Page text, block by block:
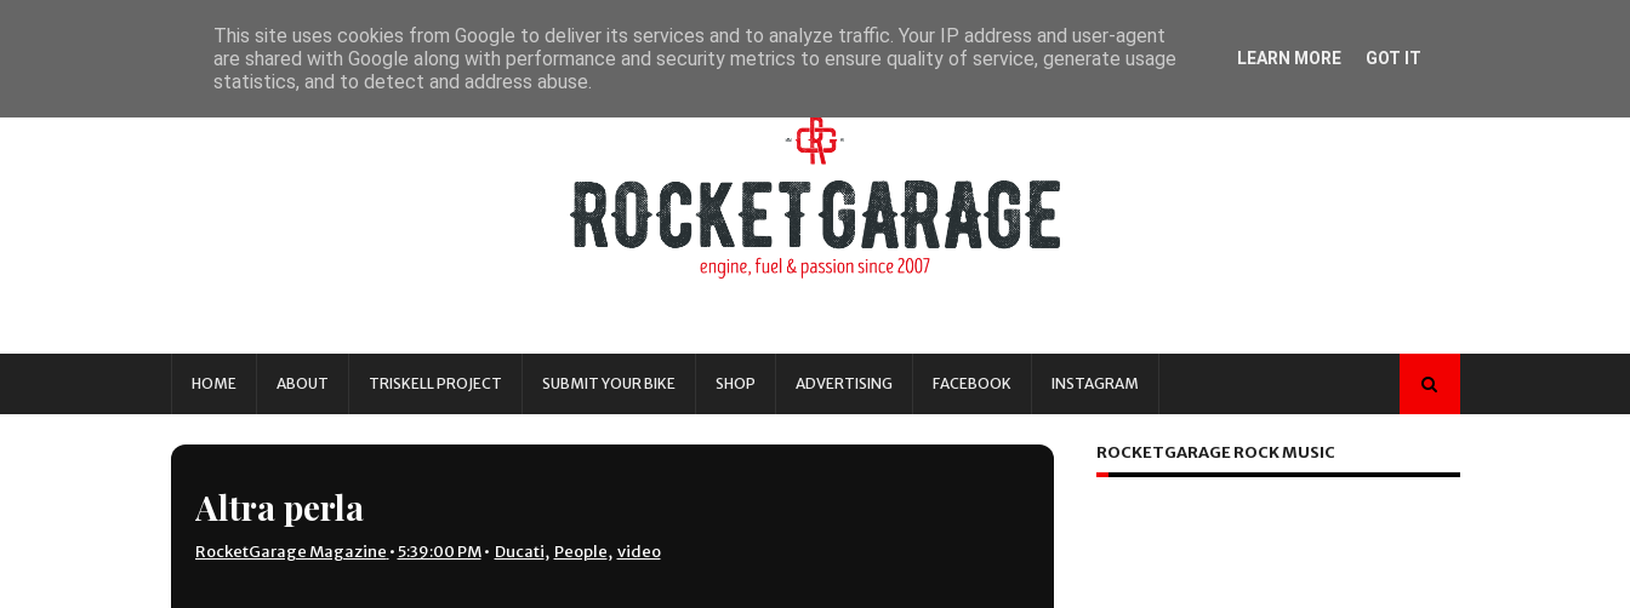
HOME ABOUT TRISKELL PROJECT SUBMIT YOUR BIKE SHOP ADVERTISING FACEBOOK INSTAGRAM
Altra perla
RocketGarage Magazine •5:39:00 PM • Ducati, People, video
ROCKETGARAGE ROCK MUSIC
This site uses cookies from Google to deliver its services and to analyze traffic. Your IP address and user-agent
are shared with Google along with performance and security metrics to ensure quality of service, generate usage
statistics, and to detect and address abuse.
LEARN MORE GOT IT